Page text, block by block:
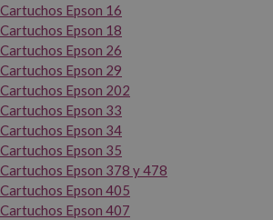
Cartuchos Epson 16
Cartuchos Epson 18
Cartuchos Epson 26
Cartuchos Epson 29
Cartuchos Epson 202
Cartuchos Epson 33
Cartuchos Epson 34
Cartuchos Epson 35
Cartuchos Epson 378 y 478
Cartuchos Epson 405
Cartuchos Epson 407